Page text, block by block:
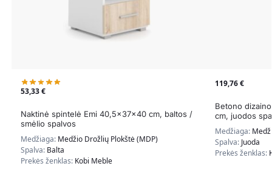
53,33€
Naktinė spintelė Emi 40,5x37x40 cm, baltos /
smėlio spalvos
Medžiaga: Medžio Drožlių Plokštė (MDP)
Spalva: Balta
Prekės ženklas: Kobi Meble
119,76€
Betono
cm, juodos
Medžiaga:
Spalva: Juoda
Prekės ženklas: